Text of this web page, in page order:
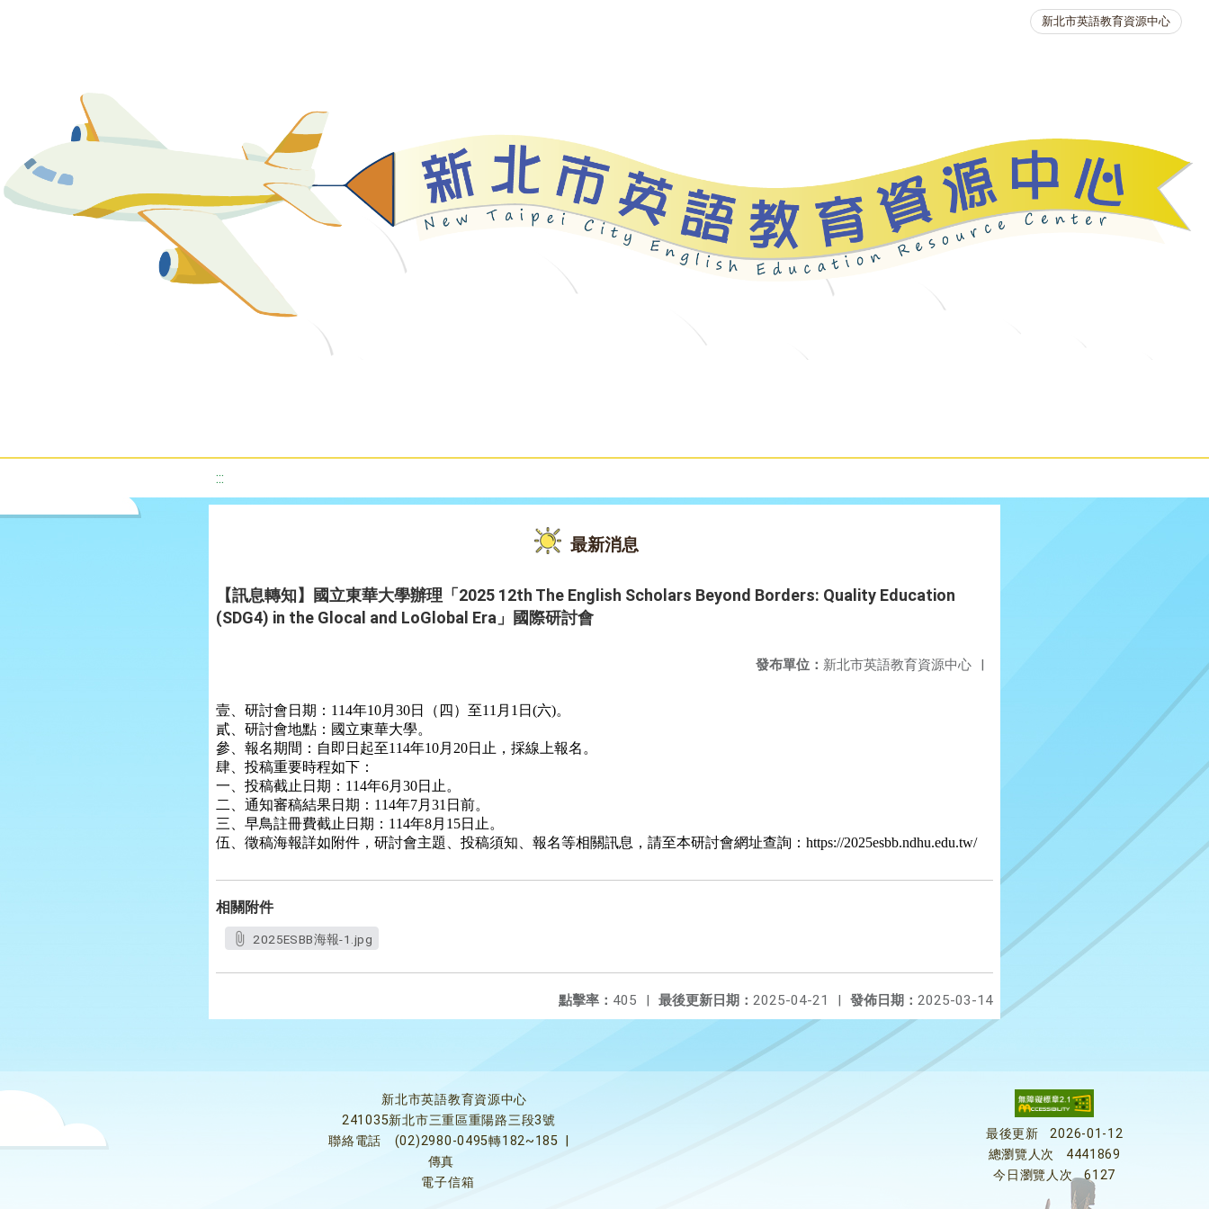
新北市英語教育資源中心
:::
最新消息
【訊息轉知】國立東華大學辦理「2025 12th The English Scholars Beyond Borders: Quality Education
(SDG4) in the Glocal and LoGlobal Era」國際研討會
發布單位： 新北市英語教育資源中心 |
壹、研討會日期：114年10月30日（四）至11月1日(六)。
貳、研討會地點：國立東華大學。
參、報名期間：自即日起至114年10月20日止，採線上報名。
肆、投稿重要時程如下：
一、投稿截止日期：114年6月30日止。
二、通知審稿結果日期：114年7月31日前。
三、早鳥註冊費截止日期：114年8月15日止。
伍、徵稿海報詳如附件，研討會主題、投稿須知、報名等相關訊息，請至本研討會網址查詢：https://2025esbb.ndhu.edu.tw/
相關附件
2025ESBB海報-1.jpg
發佈日期： 2025-03-14
最後更新日期： 2025-04-21 |
點擊率： 405 |
新北市英語教育資源中心
241035新北市三重區重陽路三段3號
聯絡電話
(02)2980-0495轉182~185
傳真
電子信箱
最後更新
2026-01-12
總瀏覽人次
4441869
今日瀏覽人次
6127